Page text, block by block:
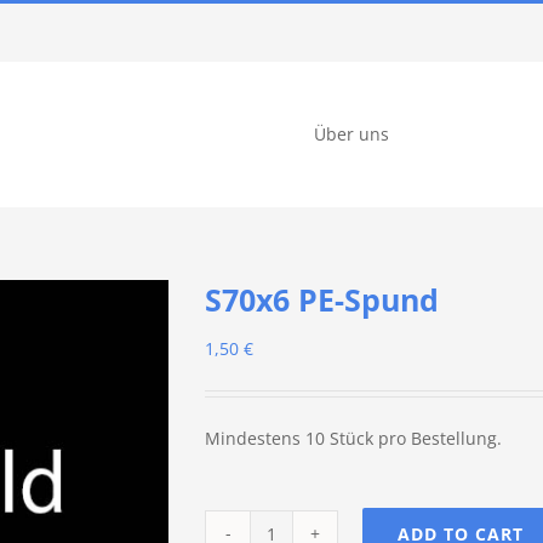
Über uns
S70x6 PE-Spund
1,50 €
Mindestens 10 Stück pro Bestellung.
ADD TO CART